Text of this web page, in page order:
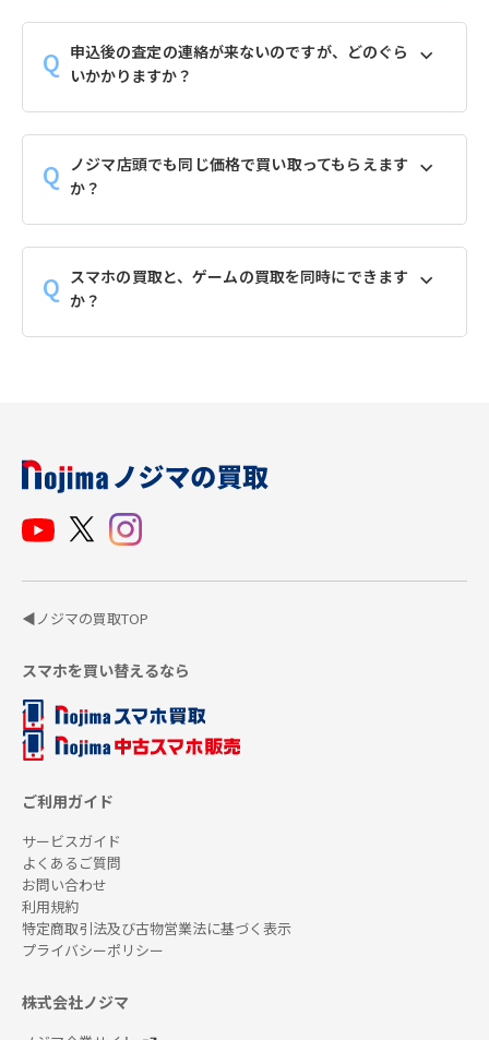
申込後の査定の連絡が来ないのですが、どのぐら
いかかりますか？
ノジマ店頭でも同じ価格で買い取ってもらえます
か？
スマホの買取と、ゲームの買取を同時にできます
か？
◀ノジマの買取TOP
スマホを買い替えるなら
ご利用ガイド
サービスガイド
よくあるご質問
お問い合わせ
利用規約
特定商取引法及び古物営業法に基づく表示
プライバシーポリシー
株式会社ノジマ